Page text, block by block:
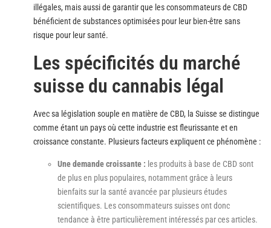
illégales, mais aussi de garantir que les consommateurs de CBD
bénéficient de substances optimisées pour leur bien-être sans
risque pour leur santé.
Les spécificités du marché
suisse du cannabis légal
Avec sa législation souple en matière de CBD, la Suisse se distingue
comme étant un pays où cette industrie est fleurissante et en
croissance constante. Plusieurs facteurs expliquent ce phénomène :
Une demande croissante : les produits à base de CBD sont
de plus en plus populaires, notamment grâce à leurs
bienfaits sur la santé avancée par plusieurs études
scientifiques. Les consommateurs suisses ont donc
tendance à être particulièrement intéressés par ces articles.